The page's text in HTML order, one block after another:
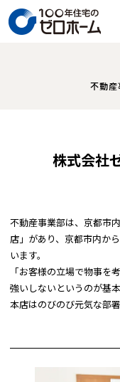
不動
株式会社
不動産事業部は、京都市
店」があり、京都市内か
います。
「お客様の立場で物事を
強いしないというのが基本
本店はのびのび元気な部